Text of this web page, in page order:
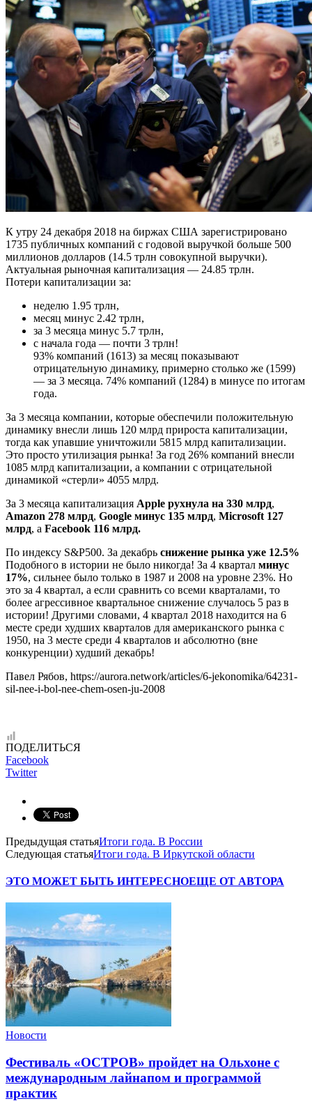
К утру 24 декабря 2018 на биржах США зарегистрировано
1735 публичных компаний с годовой выручкой больше 500
миллионов долларов (14.5 трлн совокупной выручки).
Актуальная рыночная капитализация — 24.85 трлн.
Потери капитализации за:
неделю 1.95 трлн,
месяц минус 2.42 трлн,
за 3 месяца минус 5.7 трлн,
с начала года — почти 3 трлн!
93% компаний (1613) за месяц показывают
отрицательную динамику, примерно столько же (1599)
— за 3 месяца. 74% компаний (1284) в минусе по итогам
года.
За 3 месяца компании, которые обеспечили положительную
динамику внесли лишь 120 млрд прироста капитализации,
тогда как упавшие уничтожили 5815 млрд капитализации.
Это просто утилизация рынка! За год 26% компаний внесли
1085 млрд капитализации, а компании с отрицательной
динамикой «стерли» 4055 млрд.
За 3 месяца капитализация Apple рухнула на 330 млрд,
Amazon 278 млрд, Google минус 135 млрд, Microsoft 127
млрд, а Facebook 116 млрд.
По индексу S&P500. За декабрь снижение рынка уже 12.5%
Подобного в истории не было никогда! За 4 квартал минус
17%, сильнее было только в 1987 и 2008 на уровне 23%. Но
это за 4 квартал, а если сравнить со всеми кварталами, то
более агрессивное квартальное снижение случалось 5 раз в
истории! Другими словами, 4 квартал 2018 находится на 6
месте среди худших кварталов для американского рынка с
1950, на 3 месте среди 4 кварталов и абсолютно (вне
конкуренции) худший декабрь!
Павел Рябов, https://aurora.network/articles/6-jekonomika/64231-
sil-nee-i-bol-nee-chem-osen-ju-2008
ПОДЕЛИТЬСЯ
Facebook
Twitter
Предыдущая статьяИтоги года. В России
Следующая статьяИтоги года. В Иркутской области
ЭТО МОЖЕТ БЫТЬ ИНТЕРЕСНОЕЩЕ ОТ АВТОРА
Новости
Фестиваль «ОСТРОВ» пройдет на Ольхоне с
международным лайнапом и программой
практик